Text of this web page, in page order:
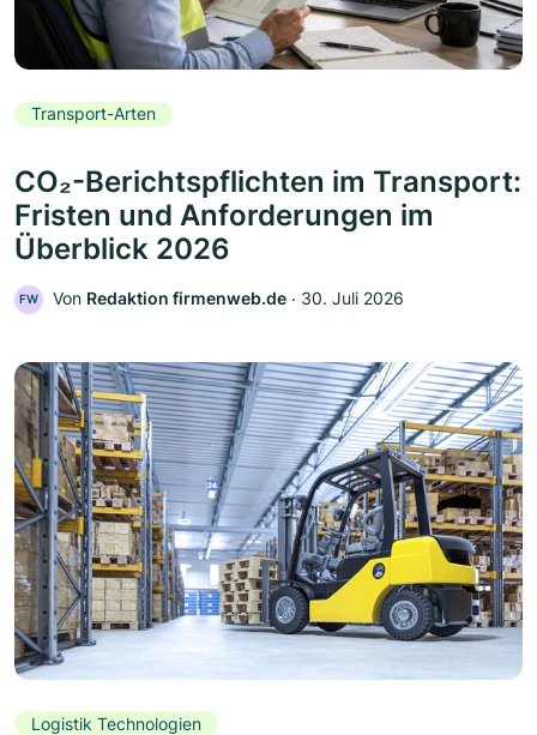
Transport-Arten
CO₂-Berichtspflichten im Transport:
Fristen und Anforderungen im
Überblick 2026
FW Von Redaktion firmenweb.de ‧ 30. Juli 2026
Logistik Technologien